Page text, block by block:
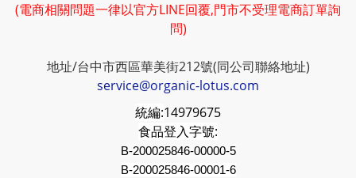
(電商相關問題一律以官方LINE回覆,門市不受理電商訂單詢
問)
地址/台中市西區華美街212號(同公司聯絡地址)
service@organic-lotus.com
統編:14979675
食品登入字號:
B-200025846-00000-5
B-200025846-00001-6